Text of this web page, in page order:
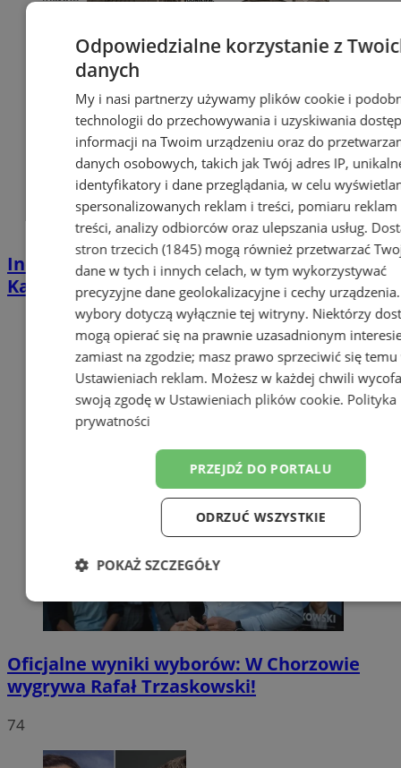
Industrialna podróż przez Chorzów i
Katowice. Nadchodzi HUTBANA 2026
Oficjalne wyniki wyborów: W Chorzowie
wygrywa Rafał Trzaskowski!
74
Odpowiedzialne korzystanie z
danych
My i nasi partnerzy używamy plików cookie i
technologii do przechowywania i uzyskiwania
informacji na Twoim urządzeniu oraz do
danych osobowych, takich jak Twój adres IP,
identyfikatory i dane przeglądania, w celu
spersonalizowanych reklam i treści, pomiaru reklam
treści, analizy odbiorców oraz ulepszania usług.
stron trzecich (1845)mogą również przetwarzać
dane w tych i innych celach, w tym wykorzystywać
precyzyjne dane geolokalizacyjne i cechy
wybory dotyczą wyłącznie tej witryny. Niektórzy
mogą opierać się na prawnie uzasadnionym
zamiast na zgodzie; masz prawo sprzeciwić się temu
Ustawieniach reklam. Możesz w każdej chwili
swoją zgodę w Ustawieniach plików cookie. Polityka
prywatności
PRZEJDŹ DO PORTALU
ODRZUĆ WSZYSTKIE
POKAŻ SZCZEGÓŁY
Niezbędne Wydajność
Funkcjonalność